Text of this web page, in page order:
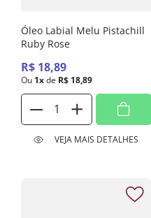
Óleo Labial Melu Pistachill
Ruby Rose
R$ 18,89
Ou 1xde R$ 18,89
VEJA MAIS DETALHES